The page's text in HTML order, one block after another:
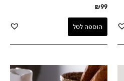
₪99
הוספה לסל